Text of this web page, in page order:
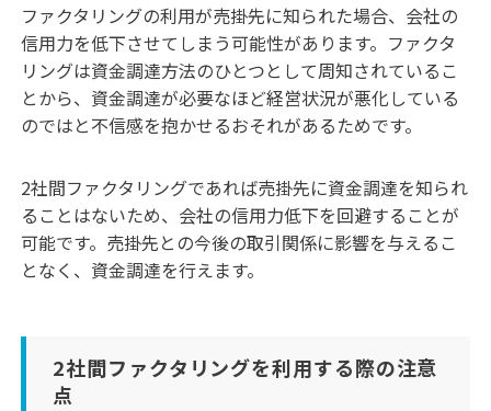
ファクタリングの利用が売掛先に知られた場合、会社の
信用力を低下させてしまう可能性があります。ファクタ
リングは資金調達方法のひとつとして周知されているこ
とから、資金調達が必要なほど経営状況が悪化している
のではと不信感を抱かせるおそれがあるためです。
2社間ファクタリングであれば売掛先に資金調達を知られ
ることはないため、会社の信用力低下を回避することが
可能です。売掛先との今後の取引関係に影響を与えるこ
となく、資金調達を行えます。
2社間ファクタリングを利用する際の注意
点